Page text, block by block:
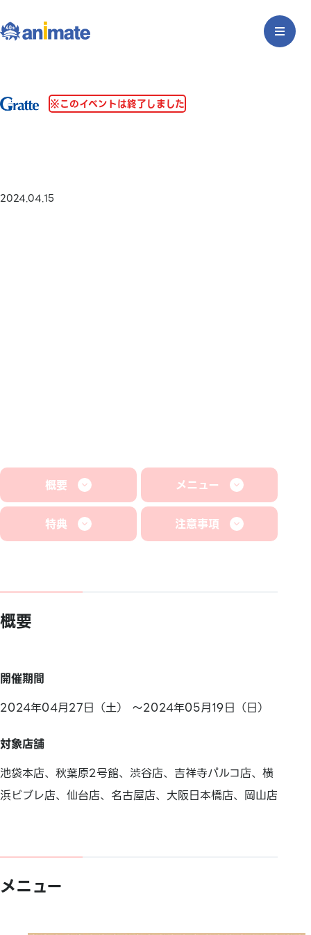
※このイベントは終了しました
2024.04.15
概要 メニュー
特典 注意事項
概要
開催期間
2024年04月27日（土） ～2024年05月19日（日）
対象店舗
池袋本店、秋葉原2号館、渋谷店、吉祥寺パルコ店、横
浜ビブレ店、仙台店、名古屋店、大阪日本橋店、岡山店
メニュー